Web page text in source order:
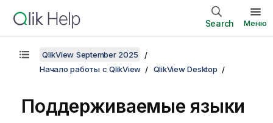
Search Меню
QlikView September 2025
Начало работы с QlikView
QlikView Desktop
Поддерживаемые языки